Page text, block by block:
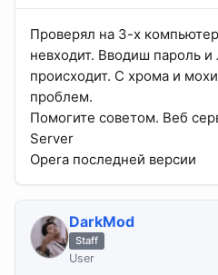
Проверял на 3-х
невходит. Вводиш пароль и
происходит. С хрома и
проблем.
Помогите советом. Веб
Server
Opera последней версии
DarkMod
Staff
User